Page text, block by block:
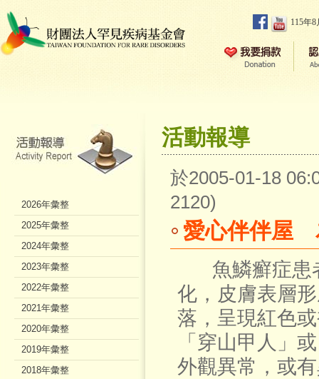
115年
活動報導
於2005-01-18
2120)
愛心伴伴屋
魚鱗癬症患
化，皮膚表層
落，呈現紅色
「穿山甲人」
外觀異常，或
2026年彙整
2025年彙整
2024年彙整
2023年彙整
2022年彙整
2021年彙整
2020年彙整
2019年彙整
2018年彙整